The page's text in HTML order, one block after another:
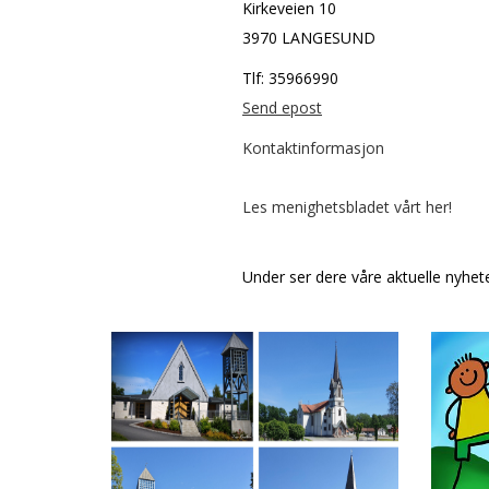
Kirkeveien 10
3970 LANGESUND
Tlf: 35966990
Send epost
Kontaktinformasjon
Les menighetsbladet vårt her!
Under ser dere våre aktuelle